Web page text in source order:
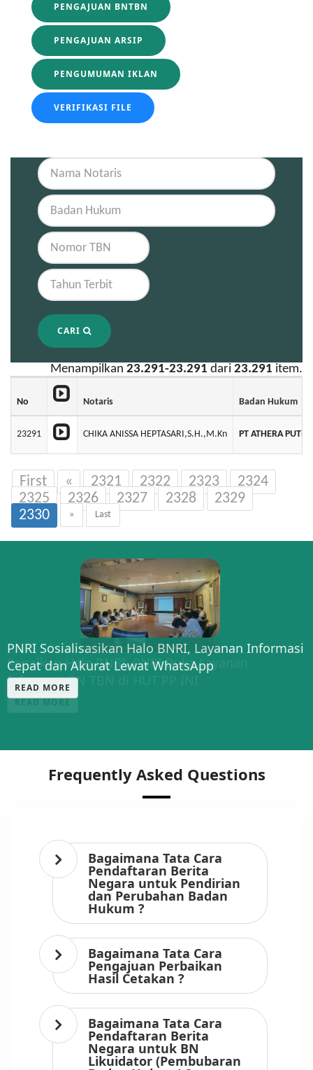
PENGAJUAN BNTBN
PENGAJUAN ARSIP
PENGUMUMAN IKLAN
VERIFIKASI FILE
CARI
Menampilkan 23.291-23.291 dari 23.291 item.
No Notaris Badan Hukum
23291 CHIKA ANISSA HEPTASARI,S.H.,M.Kn PT ATHERA
First « 2321 2322 2323
2324
2325
2326 2327 2328
2329
2330
» Last
Kenalkan Halo BNRI, PNRI Buka Layanan
Informasi BN TBN di HUT PP INI
READ MORE
PNRI Sosialisasikan Halo BNRI, Layanan Informasi
Cepat dan Akurat Lewat WhatsApp
READ MORE
Frequently Asked Questions
Bagaimana Tata Cara
Pendaftaran Berita
Negara untuk Pendirian
dan Perubahan Badan
Hukum ?
Bagaimana Tata Cara
Pengajuan Perbaikan
Hasil Cetakan ?
Bagaimana Tata Cara
Pendaftaran Berita
Negara untuk BN
Likuidator (Pembubaran